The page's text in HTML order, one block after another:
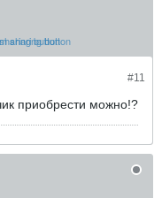
#11
приобрести можно!?